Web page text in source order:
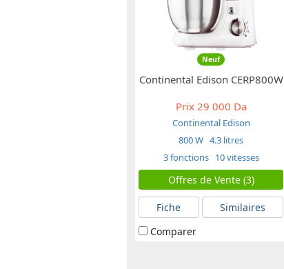
Neuf
Continental Edison CERP800W
Prix29 000 Da
Continental Edison
800 W 4.3 litres
3 fonctions 10 vitesses
Offres de Vente (3)
Fiche
Similaires
Comparer